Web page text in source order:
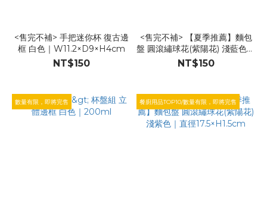
<售完不補> 手把迷你杯 復古邊
框 白色｜W11.2×D9×H4cm
NT$150
<售完不補> 【夏季推薦】麵包
盤 圓滾繡球花(紫陽花) 淺藍色｜
直徑17.5×H1.5cm
NT$150
數量有限，即將完售 餐廚用品TOP10/數量有限，即將完售